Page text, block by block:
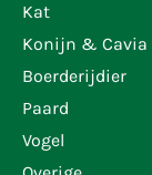
Kat
Konijn & Cavia
Boerderijdier
Paard
Vogel